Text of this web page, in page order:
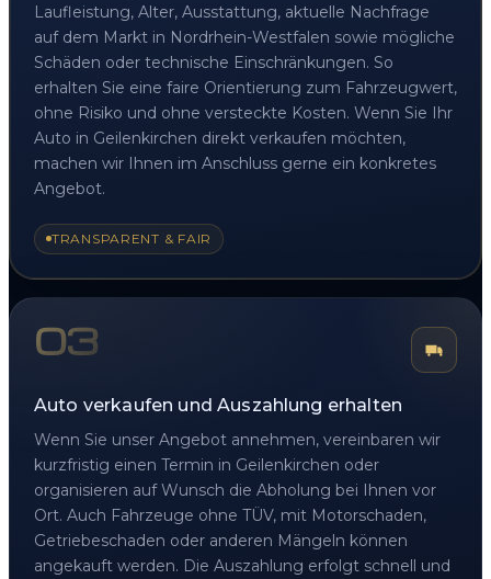
Laufleistung, Alter, Ausstattung, aktuelle Nachfrage
auf dem Markt in Nordrhein-Westfalen sowie mögliche
Schäden oder technische Einschränkungen. So
erhalten Sie eine faire Orientierung zum Fahrzeugwert,
ohne Risiko und ohne versteckte Kosten. Wenn Sie Ihr
Auto in Geilenkirchen direkt verkaufen möchten,
machen wir Ihnen im Anschluss gerne ein konkretes
Angebot.
TRANSPARENT & FAIR
03
Auto verkaufen und Auszahlung erhalten
Wenn Sie unser Angebot annehmen, vereinbaren wir
kurzfristig einen Termin in Geilenkirchen oder
organisieren auf Wunsch die Abholung bei Ihnen vor
Ort. Auch Fahrzeuge ohne TÜV, mit Motorschaden,
Getriebeschaden oder anderen Mängeln können
angekauft werden. Die Auszahlung erfolgt schnell und